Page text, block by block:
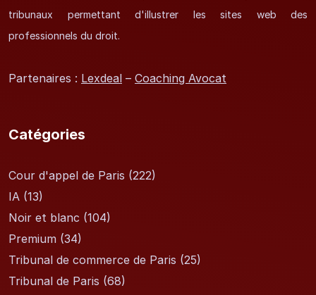
tribunaux permettant d'illustrer les sites web des
professionnels du droit.
Partenaires : Lexdeal – Coaching Avocat
Catégories
Cour d'appel de Paris (222)
IA (13)
Noir et blanc (104)
Premium (34)
Tribunal de commerce de Paris (25)
Tribunal de Paris (68)